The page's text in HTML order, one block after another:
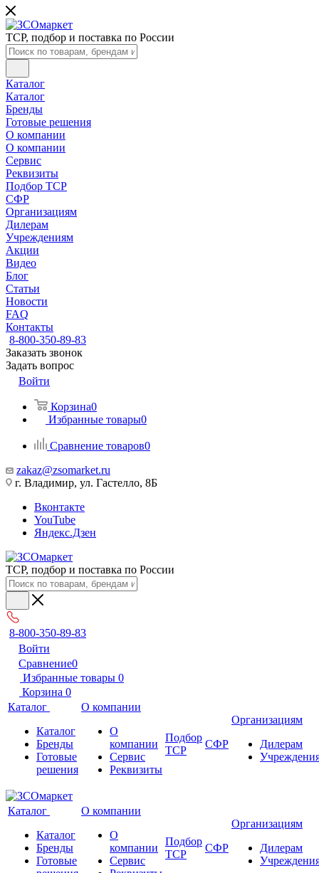
ТСР, подбор и поставка по России
Каталог
Каталог
Бренды
Готовые решения
О компании
О компании
Сервис
Реквизиты
Подбор ТСР
СФР
Организациям
Дилерам
Учреждениям
Акции
Видео
Блог
Статьи
Новости
FAQ
Контакты
8-800-350-89-83
Заказать звонок
Задать вопрос
Войти
Корзина0
Избранные товары0
Сравнение товаров0
zakaz@zsomarket.ru
г. Владимир, ул. Гастелло, 8Б
Вконтакте
YouTube
Яндекс.Дзен
ТСР, подбор и поставка по России
8-800-350-89-83
Войти
Сравнение0
Избранные товары 0
Корзина 0
Каталог
Каталог
Бренды
Готовые
решения
О компании
О
компании
Сервис
Реквизиты
Подбор
ТСР
СФР
Организациям
Дилерам
Каталог
Каталог
Бренды
Готовые
О компании
О
компании
Сервис
Подбор
ТСР
СФР
Организациям
Дилерам